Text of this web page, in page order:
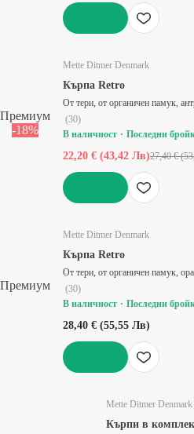
Премиум
-18%
Mette Ditmer Denmark
Кърпа Retro
От тери, от органичен памук,
(30)
В наличност
Последни
22,20 € (43,42 Лв)27,40 €
Премиум
Mette Ditmer Denmark
Кърпа Retro
От тери, от органичен памук,
(30)
В наличност
Последни
28,40 € (55,55 Лв)
Mette Ditmer Denmark
Кърпи в